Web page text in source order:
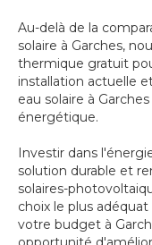
Au-delà de la
solaire à Garches,
thermique gratuit
installation actuelle
eau solaire à
énergétique.
Investir dans
solution durable et
solaires-
choix le plus
votre budget à